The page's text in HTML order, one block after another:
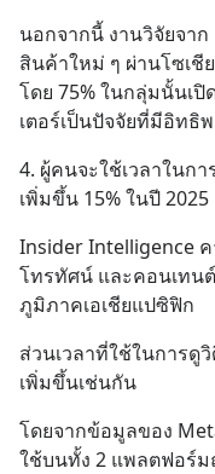
นอกจากนี้ งานวิจัยจา
สินค้าใหม่ ๆ ผ่านโซเชี
โดย 75% ในกลุ่มนั้นเปิ
เตอร์เป็นปัจจัยที่มีอิท
4. ผู้คนจะใช้เวลาในก
เพิ่มขึ้น 15% ในปี 2025
Insider Intelligence
โทรทัศน์ และคอนเทน
ภูมิภาคเอเชียแปซิฟิก
ส่วนเวลาที่ใช้ในการดู
เพิ่มขึ้นเช่นกัน
โดยจากข้อมูลของ
ใช้บนทั้ง 2 แพลตฟอร์